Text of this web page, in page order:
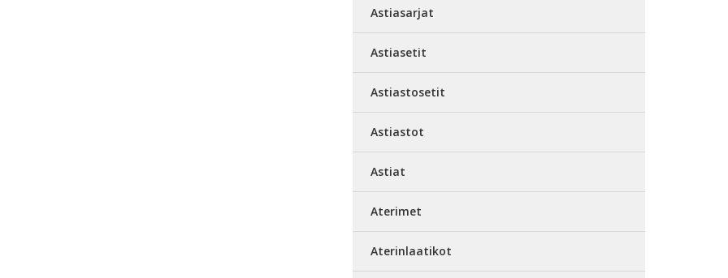
Astiasarjat
Astiasetit
Astiastosetit
Astiastot
Astiat
Aterimet
Aterinlaatikot